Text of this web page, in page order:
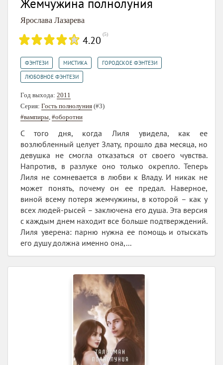
Жемчужина полнолуния
Ярослава Лазарева
4.20 (5)
ФЭНТЕЗИ МИСТИКА ГОРОДСКОЕ ФЭНТЕЗИ
ЛЮБОВНОЕ ФЭНТЕЗИ
Год выхода: 2011
Серия: Гость полнолуния (#3)
#вампиры #оборотни
С того дня, когда Лиля увидела, как ее
возлюбленный целует Злату, прошло два месяца, но
девушка не смогла отказаться от своего чувства.
Напротив, в разлуке оно только окрепло. Теперь
Лиля не сомневается в любви к Владу. И никак не
может понять, почему он ее предал. Наверное,
виной всему потеря жемчужины, в которой – как у
всех людей-рысей – заключена его душа. Эта версия
с каждым днем находит все больше подтверждений.
Лиля уверена: парню нужна ее помощь и отыскать
его душу должна именно она,...